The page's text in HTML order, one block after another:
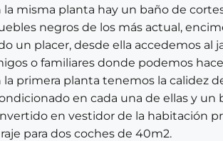
la misma planta hay un baño de
negros de los más actual,
un placer, desde ella accedemos al
o familiares donde podemos
la primera planta tenemos la calidez
en cada una de ellas y
en vestidor de la habitación
para dos coches de 40m2.